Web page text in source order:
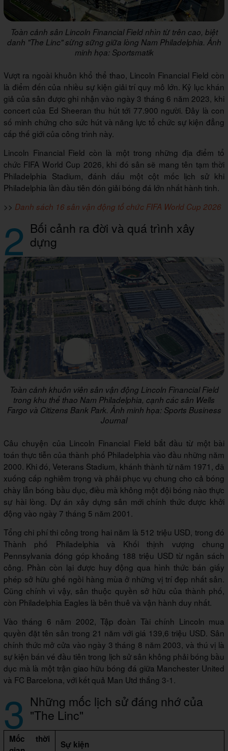
Toàn cảnh sân Lincoln Financial Field nhìn từ trên cao, biệt
danh "The Linc" sừng sững giữa lòng Nam Philadelphia. Ảnh
minh họa: Sportsmatik
Vượt ra ngoài khuôn khổ thể thao, Lincoln Financial Field còn
là điểm đến của nhiều sự kiện giải trí quy mô lớn. Kỷ lục khán
giả của sân được ghi nhận vào ngày 3 tháng 6 năm 2023, khi
concert của Ed Sheeran thu hút tới 77.900 người. Đây là con
số minh chứng cho sức hút và năng lực tổ chức sự kiện đẳng
cấp thế giới của công trình này.
Lincoln Financial Field còn là một trong những địa điểm tổ
chức FIFA World Cup 2026, khi đó sân sẽ mang tên tạm thời
Philadelphia Stadium, đánh dấu một cột mốc lịch sử khi
Philadelphia lần đầu tiên đón giải bóng đá lớn nhất hành tinh.
>> Danh sách 16 sân vận động tổ chức FIFA World Cup 2026
2 Bối cảnh ra đời và quá trình xây
dựng
Toàn cảnh khuôn viên sân vận động Lincoln Financial Field
trong khu thể thao Nam Philadelphia, cạnh các sân Wells
Fargo và Citizens Bank Park. Ảnh minh họa: Sports Business
Journal
Câu chuyện của Lincoln Financial Field bắt đầu từ một bài
toán thực tiễn của thành phố Philadelphia vào đầu những năm
2000. Khi đó, Veterans Stadium, khánh thành từ năm 1971, đã
xuống cấp nghiêm trọng và phải phục vụ chung cho cả bóng
chày lẫn bóng bầu dục, điều mà không một đội bóng nào thực
sự hài lòng. Dự án xây dựng sân mới chính thức được khởi
động vào ngày 7 tháng 5 năm 2001.
Tổng chi phí thi công trong hai năm là 512 triệu USD, trong đó
Thành phố Philadelphia và Khối thịnh vượng chung
Pennsylvania đóng góp khoảng 188 triệu USD từ ngân sách
công. Phần còn lại được huy động qua hình thức bán giấy
phép sở hữu ghế ngồi hàng mùa ở những vị trí đẹp nhất sân.
Cũng chính vì vậy, sân thuộc quyền sở hữu của thành phố,
còn Philadelphia Eagles là bên thuê và vận hành duy nhất.
Vào tháng 6 năm 2002, Tập đoàn Tài chính Lincoln mua
quyền đặt tên sân trong 21 năm với giá 139,6 triệu USD. Sân
chính thức mở cửa vào ngày 3 tháng 8 năm 2003, và thú vị là
sự kiện bán vé đầu tiên trong lịch sử sân không phải bóng bầu
dục mà là một trận giao hữu bóng đá giữa Manchester United
và FC Barcelona, với kết quả Man Utd thắng 3-1.
3 Những mốc lịch sử đáng nhớ của
"The Linc"
Mốc thời
Sự kiện